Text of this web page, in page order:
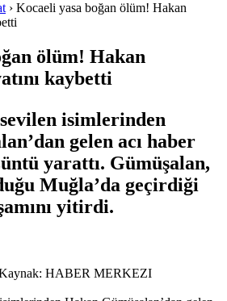
› Kocaeli yasa boğan ölüm! Hakan
ölüm! Hakan
kaybetti
isimlerinden
gelen acı haber
yarattı. Gümüşalan,
Muğla’da geçirdiği
yitirdi.
HABER MERKEZI